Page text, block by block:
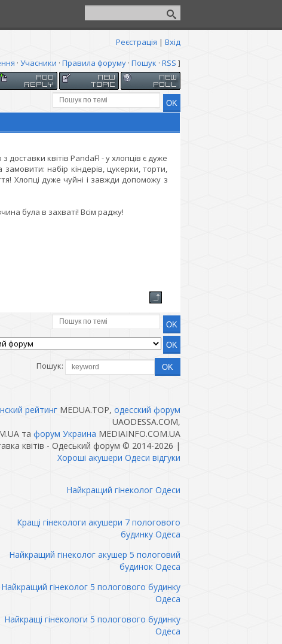
Реєстрація | Вхід
· Учасники · Правила форуму· Пошук · RSS ]
квітів PandaFl - у хлопців є дуже
набір кіндерів, цукерки, торти,
Хлопці дуже чуйні і завжди допоможу з
була в захваті! Всім раджу!
Пошук:
рейтингMEDUA.TOP, одесский форум
UAODESSA.COM,
та форум Украина MEDIAINFO.COM.UA
квітів - Одеський форум © 2014-2026 |
Хороші акушери Одеси відгуки
Найкращий гінеколог Одеси
Кращі гінекологи акушери 7 пологового
будинку Одеса
Найкращий гінеколог акушер 5 пологовий
будинок Одеса
Найкращий гінеколог 5 пологового будинку
Одеса
Найкращі гінекологи 5 пологового будинку
Одеса